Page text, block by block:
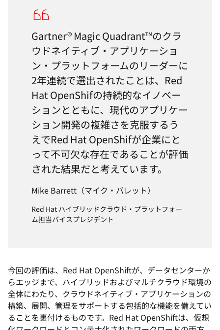
Gartner® Magic Quadrant™のクラ
ウドネイティブ・アプリケーショ
ン・プラットフォームのリーダーに
2年連続で選出されたことは、Red
Hat OpenShifの持続的なイノベー
ションとともに、現代のアプリケー
ション開発の複雑さを克服するう
えでRed Hat OpenShifが企業にと
って不可欠な存在であることが評価
された結果だと考えています。
Mike Barrett（マイク・バレット）
Red Hat ハイブリッドクラウド・プラットフォー
ム担当バイスプレジデント
今回の評価は、Red Hat OpenShiftが、データセンターか
らエッジまで、ハイブリッドおよびマルチクラウド環境の
全体にわたり、クラウドネイティブ・アプリケーションの
構築、展開、管理をサポートする包括的な機能を備えてい
ることを裏付けるものです。Red Hat OpenShiftは、仮想